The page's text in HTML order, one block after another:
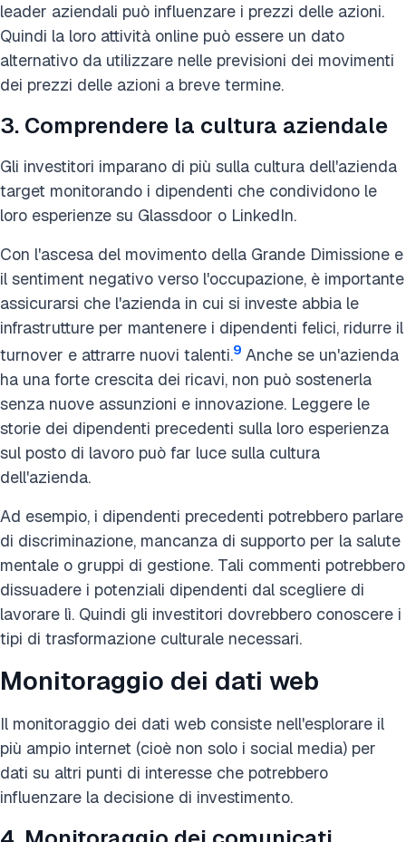
leader aziendali può influenzare i prezzi delle azioni.
Quindi la loro attività online può essere un dato
alternativo da utilizzare nelle previsioni dei movimenti
dei prezzi delle azioni a breve termine.
3. Comprendere la cultura aziendale
Gli investitori imparano di più sulla cultura dell'azienda
target monitorando i dipendenti che condividono le
loro esperienze su Glassdoor o LinkedIn.
Con l'ascesa del movimento della Grande Dimissione e
il sentiment negativo verso l'occupazione, è importante
assicurarsi che l'azienda in cui si investe abbia le
infrastrutture per mantenere i dipendenti felici, ridurre il
turnover e attrarre nuovi talenti.9 Anche se un'azienda
ha una forte crescita dei ricavi, non può sostenerla
senza nuove assunzioni e innovazione. Leggere le
storie dei dipendenti precedenti sulla loro esperienza
sul posto di lavoro può far luce sulla cultura
dell'azienda.
Ad esempio, i dipendenti precedenti potrebbero parlare
di discriminazione, mancanza di supporto per la salute
mentale o gruppi di gestione. Tali commenti potrebbero
dissuadere i potenziali dipendenti dal scegliere di
lavorare lì. Quindi gli investitori dovrebbero conoscere i
tipi di trasformazione culturale necessari.
Monitoraggio dei dati web
Il monitoraggio dei dati web consiste nell'esplorare il
più ampio internet (cioè non solo i social media) per
dati su altri punti di interesse che potrebbero
influenzare la decisione di investimento.